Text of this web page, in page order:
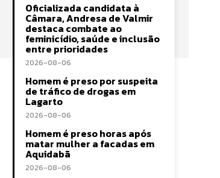
Oficializada candidata à
Câmara, Andresa de Valmir
destaca combate ao
feminicídio, saúde e inclusão
entre prioridades
2026-08-06
Homem é preso por suspeita
de tráfico de drogas em
Lagarto
2026-08-06
Homem é preso horas após
matar mulher a facadas em
Aquidabã
2026-08-06